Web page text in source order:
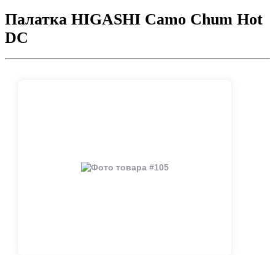
Палатка HIGASHI Camo Chum Hot
DC